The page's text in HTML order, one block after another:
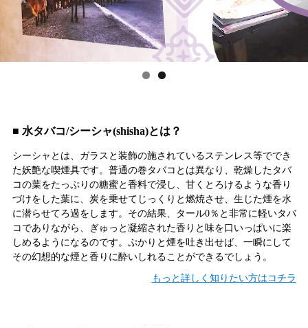
■ 水タバコ/シーシャ(shisha)とは？
シーシャとは、ガラスと装飾の施されているステンレス等ででき
た妖艶な喫煙具です。普通の巻タバコとは異なり、乾燥したタバ
コの葉をたっぷりの糖蜜と香料で浸し、甘くとろけるような香り
づけをした葉に、炭を乗せてじっくりと燃焼させ、生じた煙を水
に潜らせてろ過をします。その結果、タール0％と非常に軽いタバ
コでありながら、ぎゅっと凝縮された香りと味を口いっぱいに楽
しめるようになるのです。ぷかりと煙を吐き出せば、一瞬にして
その幻想的な煙と香りに酔いしれることができるでしょう。
もっと詳しく知りたい方はコチラ